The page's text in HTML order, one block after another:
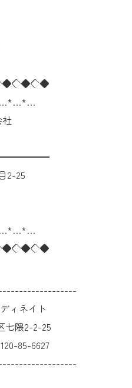
2-25
ィネイト
七隈2-2-25
85-6627